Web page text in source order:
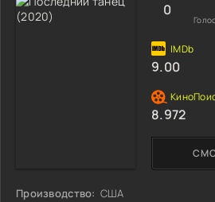
Производство: США
0
9.00
8.972